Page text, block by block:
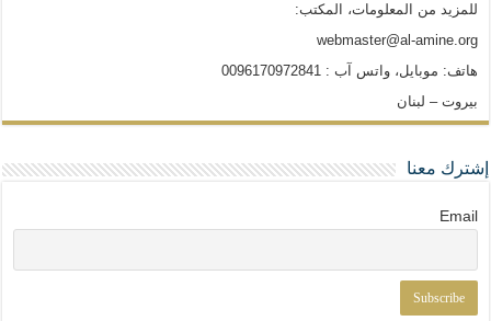
للمزيد من المعلومات، المكتب:
webmaster@al-amine.org
هاتف: موبايل، واتس آب : 0096170972841
بيروت – لبنان
إشترك معنا
Email